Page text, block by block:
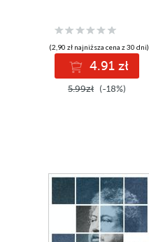
(2,90 zł najniższa cena z 30 dni)
4.91 zł
5.99zł (-18%)